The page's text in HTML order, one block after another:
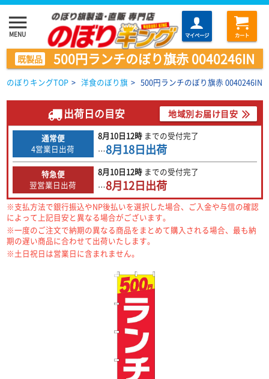
menu
MENU マイページ カート
既製品 500円ランチのぼり旗赤 0040246IN
のぼりキングTOP > 洋食のぼり旗 > 500円ランチのぼり旗赤 0040246IN
出荷日の目安 地域別お届け目安
通常便
4営業日出荷
8月10日12時 までの受付完了
…8月18日出荷
特急便
翌営業日出荷
8月10日12時 までの受付完了
…8月12日出荷
※支払方法で銀行振込やNP後払いを選択した場合、ご入金や与信の確認
によって上記目安と異なる場合がございます。
※一度のご注文で納期の異なる商品をまとめて購入される場合、最も納
期の遅い商品に合わせて出荷いたします。
※土日祝日は営業日に含まれません。